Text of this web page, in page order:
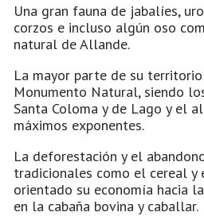
Una gran fauna de jabalíes,
corzos e incluso algún oso
natural de Allande.
La mayor parte de su
Monumento Natural, siendo
Santa Coloma y de Lago y el
máximos exponentes.
La deforestación y el
tradicionales como el cereal y
orientado su economía hacia
en la cabaña bovina y caballar.